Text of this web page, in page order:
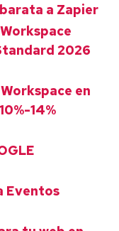
a Zapier
2026
en
14%
Eventos